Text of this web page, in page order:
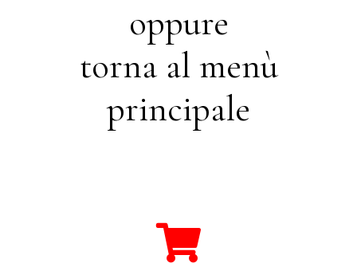
oppure
torna al menù
principale